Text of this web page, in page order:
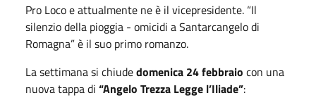
Pro Loco e attualmente ne è il vicepresidente. “Il
silenzio della pioggia - omicidi a Santarcangelo di
Romagna” è il suo primo romanzo.
La settimana si chiudedomenica 24 febbraio con una
nuova tappa di “Angelo Trezza Legge l’Iliade”: